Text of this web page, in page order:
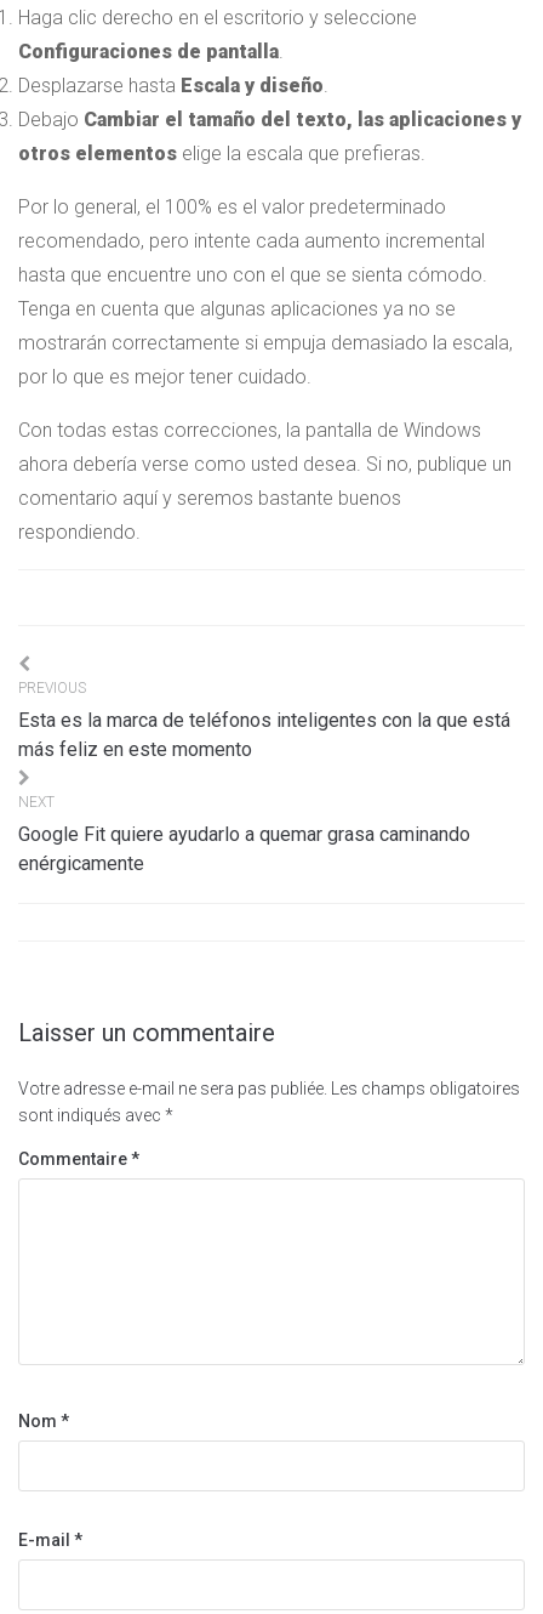
Haga clic derecho en el escritorio y seleccione
Configuraciones de pantalla
Desplazarse hasta Escala y diseño
Debajo Cambiar el tamaño del texto, las aplicaciones y
otros elementos elige la escala que prefieras.
Por lo general, el 100% es el valor predeterminado
recomendado, pero intente cada aumento incremental
hasta que encuentre uno con el que se sienta cómodo.
Tenga en cuenta que algunas aplicaciones ya no se
mostrarán correctamente si empuja demasiado la escala,
por lo que es mejor tener cuidado.
Con todas estas correcciones, la pantalla de Windows
ahora debería verse como usted desea. Si no, publique un
comentario aquí y seremos bastante buenos
respondiendo.
Navigation
de
l’article
PREVIOUS
Esta es la marca de teléfonos inteligentes con la que está
más feliz en este momento
NEXT
Google Fit quiere ayudarlo a quemar grasa caminando
enérgicamente
Laisser un commentaire
Votre adresse e-mail ne sera pas publiée. Les champs obligatoires
sont indiqués avec *
Commentaire*
Nom *
E-mail *